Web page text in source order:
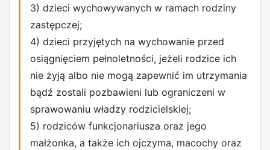
3) dzieci wychowywanych w ramach rodziny
zastępczej;
4) dzieci przyjętych na wychowanie przed
osiągnięciem pełnoletności, jeżeli rodzice ich
nie żyją albo nie mogą zapewnić im utrzymania
bądź zostali pozbawieni lub ograniczeni w
sprawowaniu władzy rodzicielskiej;
5) rodziców funkcjonariusza oraz jego
małżonka, a także ich ojczyma, macochy oraz